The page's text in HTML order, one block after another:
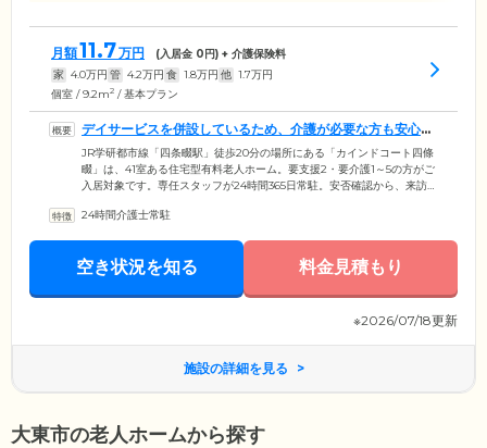
月額11.7万円 (入居金 0円) + 介護保険料
家 4.0万円 管 4.2万円 食 1.8万円 他 1.7万円
個室 / 9.2m2 / 基本プラン
デイサービスを併設しているため、介護が必要な方も安心で
す
JR学研都市線「四条畷駅」徒歩20分の場所にある「カインドコート四條
畷」は、41室ある住宅型有料老人ホーム。要支援2・要介護1～5の方がご
入居対象です。専任スタッフが24時間365日常駐。安否確認から、来訪者
心・快適な暮らしをお手伝いします。デイサービスを併設しているた
りに合わせた介護ケアを受けられます。医療機関と連携しており、定期
的な往診でしっかりと健康管理も行います。万が一の場合は救急対応も
24時間介護士常駐
空き状況を知る 料金見積もり
※2026/07/18更新
施設の詳細を見る
大東市の老人ホームから探す